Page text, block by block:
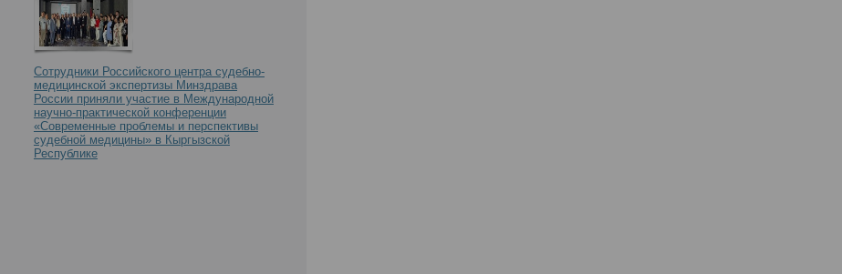
Сотрудники Российского центра судебно-
медицинской экспертизы Минздрава
России приняли участие в Международной
научно-практической конференции
«Современные проблемы и перспективы
судебной медицины» в Кыргызской
Республике